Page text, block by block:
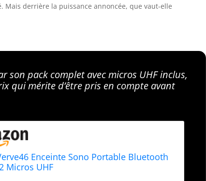
Mais derrière la puissance annoncée, que vaut-elle
son pack complet avec micros UHF inclus,
qui mérite d’être pris en compte avant
Enceinte Sono Portable Bluetooth
Micros UHF